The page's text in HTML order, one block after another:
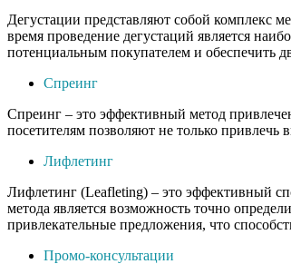
Дегустации представляют собой комплекс
время проведение дегустаций является
потенциальным покупателем и обеспечить
Спреинг
Спреинг – это эффективный метод
посетителям позволяют не только
Лифлетинг
Лифлетинг (Leafleting) – это эффективный
метода является возможность точно
привлекательные предложения, что
Промо-консультации